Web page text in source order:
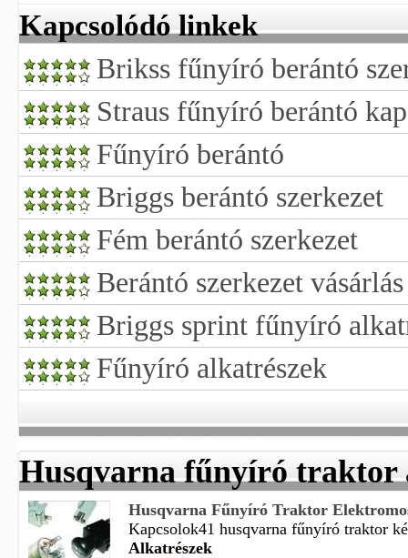
Kapcsolódó linkek
Brikss fűnyíró berántó
Straus fűnyíró berántó
Fűnyíró berántó
Briggs berántó szerkezet
Fém berántó szerkezet
Berántó szerkezet vásárlás
Briggs sprint fűnyíró
Fűnyíró alkatrészek
Husqvarna fűnyíró traktor
Husqvarna Fűnyíró Traktor
Kapcsolok41 husqvarna fűnyíró traktor
Alkatrészek